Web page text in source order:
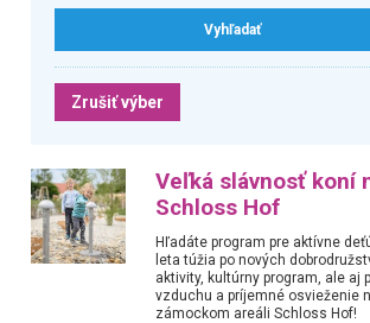
Zrušiť výber
Veľká slávnosť koní
Schloss Hof
Hľadáte program pre aktívne
leta túžia po nových
aktivity, kultúrny program, ale aj
vzduchu a príjemné osvieženie
zámockom areáli Schloss Hof!